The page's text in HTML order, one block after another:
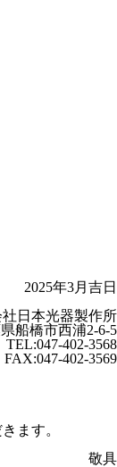
2025年3月吉日
日本光器製作所
船橋市西浦2-6-5
TEL:047-402-3568
FAX:047-402-3569
ます。
敬具